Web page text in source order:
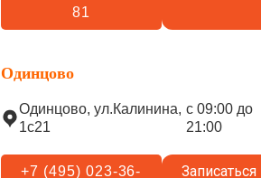
81
Одинцово
Одинцово, ул.Калинина,
1с21
с 09:00 до
21:00
+7 (495) 023-36- Записаться